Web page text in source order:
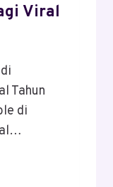
Viral
Tahun
di